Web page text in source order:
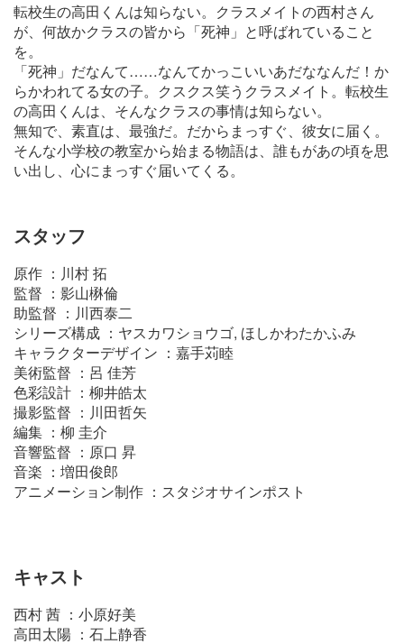
転校生の高田くんは知らない。クラスメイトの西村さん
が、何故かクラスの皆から「死神」と呼ばれていること
を。
「死神」だなんて……なんてかっこいいあだななんだ！か
らかわれてる女の子。クスクス笑うクラスメイト。転校生
の高田くんは、そんなクラスの事情は知らない。
無知で、素直は、最強だ。だからまっすぐ、彼女に届く。
そんな小学校の教室から始まる物語は、誰もがあの頃を思
い出し、心にまっすぐ届いてくる。
スタッフ
原作 ：川村 拓
監督 ：影山楙倫
助監督 ：川西泰二
シリーズ構成 ：ヤスカワショウゴ, ほしかわたかふみ
キャラクターデザイン ：嘉手苅睦
美術監督 ：呂 佳芳
色彩設計 ：柳井皓太
撮影監督 ：川田哲矢
編集 ：柳 圭介
音響監督 ：原口 昇
音楽 ：増田俊郎
アニメーション制作 ：スタジオサインポスト
キャスト
西村 茜 ：小原好美
高田太陽 ：石上静香